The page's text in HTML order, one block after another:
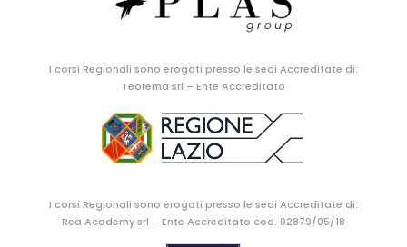
I corsi Regionali sono erogati presso le sedi Accreditate di:
Teorema srl – Ente Accreditato
I corsi Regionali sono erogati presso le sedi Accreditate di:
Rea Academy srl – Ente Accreditato cod. 02879/05/18